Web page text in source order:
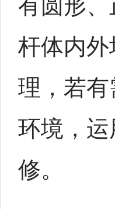
有圆形
杆体内
理，若
环境，
修。